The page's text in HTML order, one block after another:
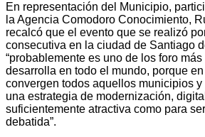
En representación del Municipio,
la Agencia Comodoro Conocimiento,
recalcó que el evento que se realizó
consecutiva en la ciudad de Santiago
“probablemente es uno de los foro
desarrolla en todo el mundo, porque
convergen todos aquellos municipios
una estrategia de modernización,
suficientemente atractiva como para
debatida”.